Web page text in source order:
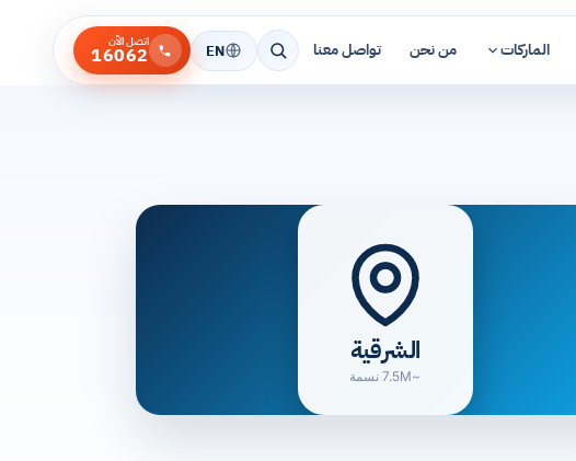
الماركات من نحن تواصل معنا EN اتصل الآن
16062
الشرقية
~7.5M نسمة